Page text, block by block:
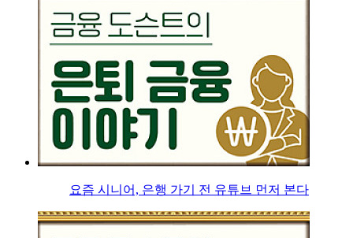
요즘 시니어, 은행 가기 전 유튜브 먼저 본다